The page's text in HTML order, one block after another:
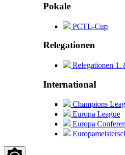
Pokale
PCTL-Cup
Relegationen
Relegationen
International
Champions
Europa League
Europa